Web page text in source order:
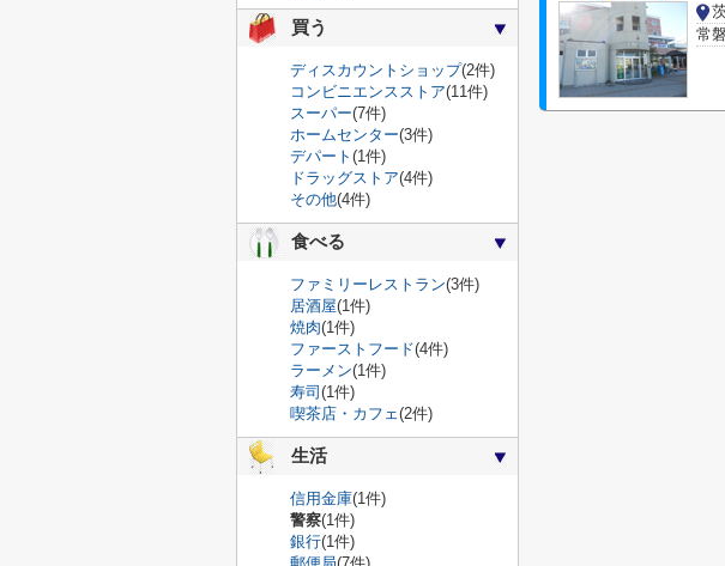
常
買う
ディスカウントショップ(2件)
コンビニエンスストア(11件)
スーパー(7件)
ホームセンター(3件)
デパート (1件)
ドラッグストア(4件)
その他(4件)
食べる
ファミリーレストラン(3件)
居酒屋(1件)
焼肉(1件)
ファーストフード(4件)
ラーメン(1件)
寿司 (1件)
喫茶店・カフェ(2件)
生活
信用金庫(1件)
警察(1件)
銀行(1件)